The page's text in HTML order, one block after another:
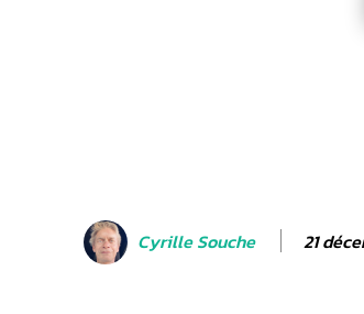
Cyrille Souche 21